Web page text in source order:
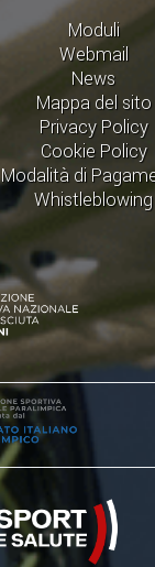
Moduli
Webmail
News
Mappa del sito
Privacy Policy
Cookie Policy
Modalità di
Whistleblowing
QUOTE E TASSE
CONVENZIONI
ACCEDI AL
LINE
ASSICURAZIONE
MODULI
GARE ED EVENTI
CALENDARIO
COMUNICATI
ALBO D'ORO
CAMPIONATI A
EVENTI
CLASSIFICHE